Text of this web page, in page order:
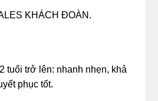
KHÁCH ĐOÀN.
tuổi trở lên: nhanh nhẹn, khả
phục tốt.